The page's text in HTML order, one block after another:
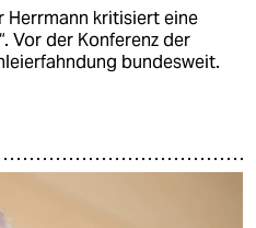
Herrmann kritisiert eine
Vor der Konferenz der
bundesweit.